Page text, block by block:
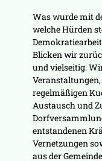
Was wurde mit
welche Hürden
Blicken wir
und vielseitig.
regelmäßigen
Austausch und
entstandenen
Vernetzungen
aus der